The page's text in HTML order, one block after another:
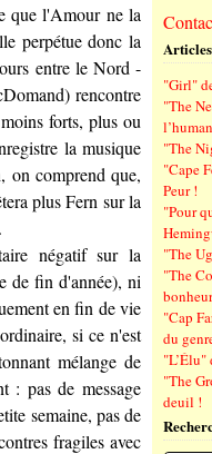
que l'Amour ne la
perpétue donc la
entre le Nord -
) rencontre
forts, plus ou
la musique
on comprend que,
plus Fern sur la
négatif sur la
de fin d'année), ni
en fin de vie
si ce n'est
mélange de
: pas de message
semaine, pas de
fragiles avec
Mars
Mai
Avril
Juin
Mai
Juin
Mai
Juin
Mai
Août
Juin
Mai
Juin
Mai
"Girl"
"The
"The
"Cape
Peur !
"Pour
"The
"The
bonheur
"Cap
du
"L’Élu"
"The
deuil !